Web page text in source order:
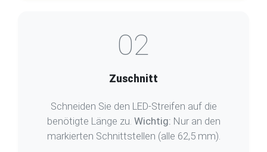
02
Zuschnitt
Schneiden Sie den LED-Streifen auf die
benötigte Länge zu. Wichtig: Nur an den
markierten Schnittstellen (alle 62,5 mm).